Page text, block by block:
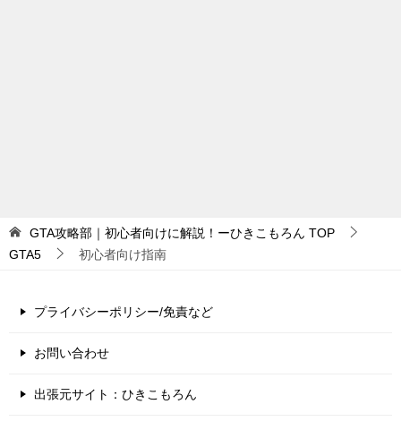
GTA攻略部｜初心者向けに解説！ーひきこもろん TOP
GTA5
初心者向け指南
プライバシーポリシー/免責など
お問い合わせ
出張元サイト：ひきこもろん